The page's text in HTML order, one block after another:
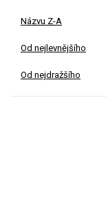
Názvu Z-A
Od nejlevnějšího
Od nejdražšího